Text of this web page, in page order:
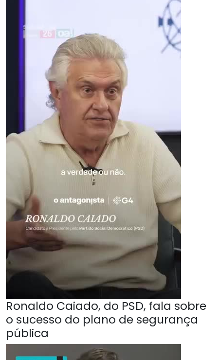
Ronaldo Caiado, do PSD, fala sobre
o sucesso do plano de segurança
pública